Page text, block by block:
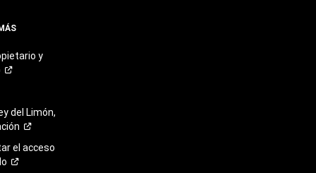
y
del Limón,
el acceso